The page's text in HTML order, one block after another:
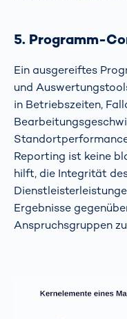
5. Programm-
Ein ausgereiftes
und
in Betriebszeiten,
Reporting ist keine
hilft, die Integrität
Ergebnisse
Anspruchsgruppen